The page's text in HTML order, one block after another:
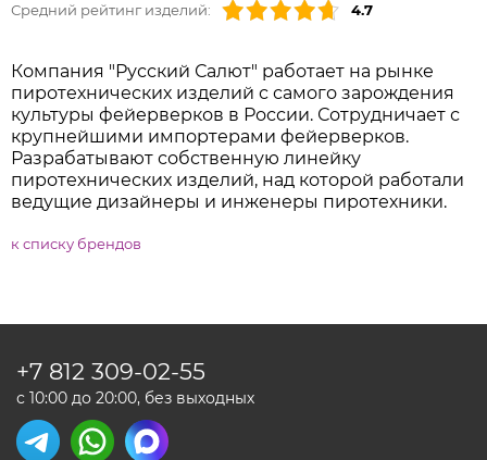
Средний рейтинг изделий:
4.7
Компания "Русский Салют" работает на рынке
пиротехнических изделий с самого зарождения
культуры фейерверков в России. Сотрудничает с
крупнейшими импортерами фейерверков.
Разрабатывают собственную линейку
пиротехнических изделий, над которой работали
ведущие дизайнеры и инженеры пиротехники.
к списку брендов
+7 812 309-02-55
с 10:00 до 20:00, без выходных